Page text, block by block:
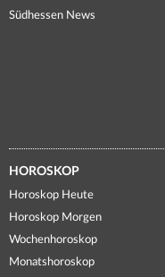
Südhessen News
HOROSKOP
Horoskop Heute
Horoskop Morgen
Wochenhoroskop
Monatshoroskop